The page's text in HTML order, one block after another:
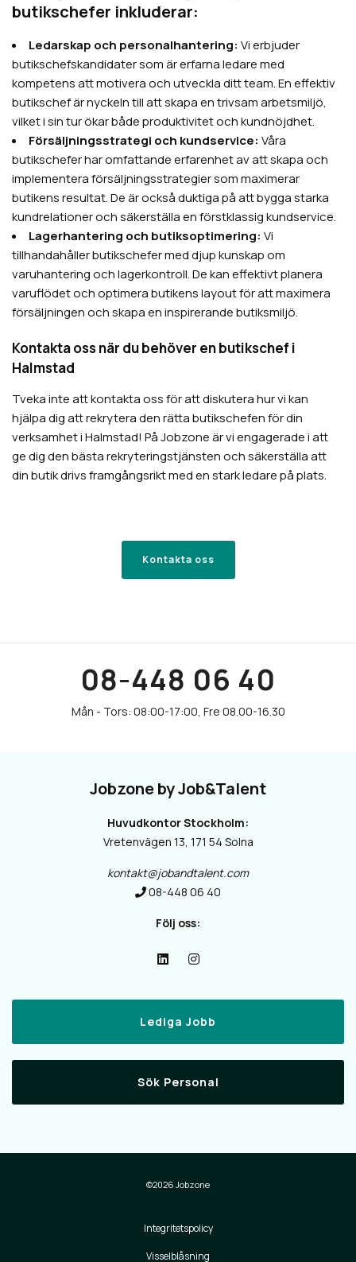
butikschefer inkluderar:
Ledarskap och personalhantering: Vi erbjuder
butikschefskandidater som är erfarna ledare med
kompetens att motivera och utveckla ditt team. En effektiv
butikschef är nyckeln till att skapa en trivsam arbetsmiljö,
vilket i sin tur ökar både produktivitet och kundnöjdhet.
Försäljningsstrategi och kundservice: Våra
butikschefer har omfattande erfarenhet av att skapa och
implementera försäljningsstrategier som maximerar
butikens resultat. De är också duktiga på att bygga starka
kundrelationer och säkerställa en förstklassig kundservice.
Lagerhantering och butiksoptimering: Vi
tillhandahåller butikschefer med djup kunskap om
varuhantering och lagerkontroll. De kan effektivt planera
varuflödet och optimera butikens layout för att maximera
försäljningen och skapa en inspirerande butiksmiljö.
Kontakta oss när du behöver en butikschef i
Halmstad
Tveka inte att kontakta oss för att diskutera hur vi kan
hjälpa dig att rekrytera den rätta butikschefen för din
verksamhet i Halmstad! På Jobzone är vi engagerade i att
ge dig den bästa rekryteringstjänsten och säkerställa att
din butik drivs framgångsrikt med en stark ledare på plats.
Kontakta oss
08-448 06 40
Jobzone by Job&Talent
Huvudkontor Stockholm:
Vretenvägen 13, 171 54 Solna
kontakt@jobandtalent.com
08-448 06 40
Följ oss:
Lediga Jobb
Sök Personal
©2026 Jobzone
Integritetspolicy
Visselblåsning